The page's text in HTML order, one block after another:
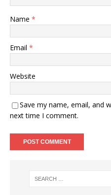
Name *
Email *
Website
Save my name, email, and
next time I comment.